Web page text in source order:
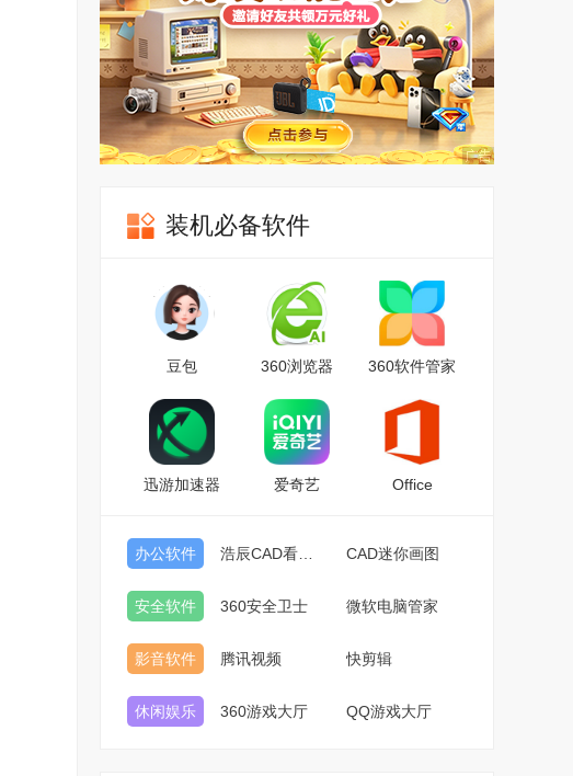
装机必备软件
豆包 360浏览器 360软件管家
迅游加速器 爱奇艺 Office
办公软件 CAD迷你画图
安全软件 360安全卫士 微软电脑管家
影音软件 腾讯视频 快剪辑
休闲娱乐 360游戏大厅 QQ游戏大厅